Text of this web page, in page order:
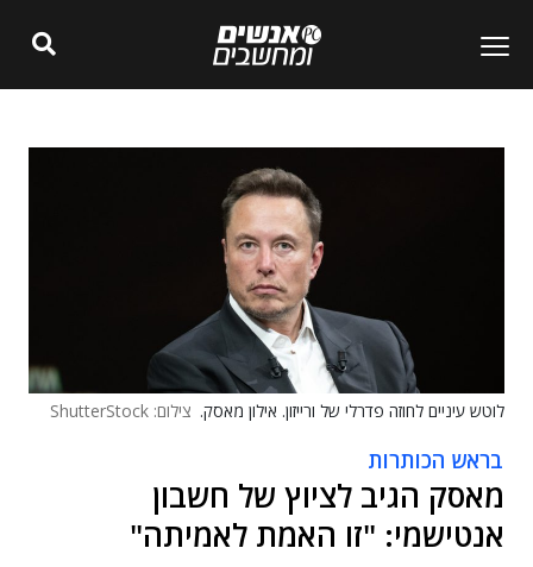
לוטש עיניים לחוזה פדרלי של ורייזון. אילון מאסק. צילום: ShutterStock
בראש הכותרות
מאסק הגיב לציוץ של חשבון
אנטישמי: "זו האמת לאמיתה"